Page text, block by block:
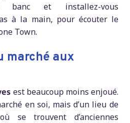
et installez-vous
à la main, pour écouter le
Town.
marché aux
est beaucoup moins enjoué.
en soi, mais d’un lieu de
se trouvent d’anciennes